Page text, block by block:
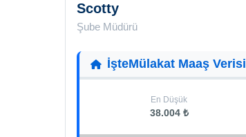
Scotty
Şube Müdürü
İşteMülakat Maaş Verisi
En Düşük
38.004 ₺